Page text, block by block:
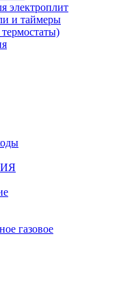
электроплит
и таймеры
газовое